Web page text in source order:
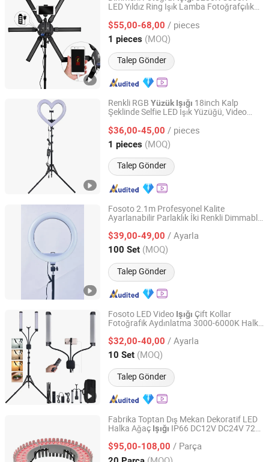
LED Yıldız Ring Işık Lamba Fotoğrafçılık
$55,00-68,00 / pieces
1 pieces (MOQ)
Talep Gönder
Guangzhou Futu Intelligent Technology Co., Ltd
Guangdong, China Fiyat 2024
Renkli RGB Yüzük Işığı 18inch Kalp
Şeklinde Selfie LED Işık Yüzüğü, Video
$36,00-45,00 / pieces
1 pieces (MOQ)
Talep Gönder
Guangzhou Futu Intelligent Technology Co., Ltd
Guangdong, China Fiyat 2024
Fosoto 2.1m Profesyonel Kalite
Ayarlanabilir Parlaklık İki Renkli Dimmable
$39,00-49,00 / Ayarla
100 Set (MOQ)
Talep Gönder
Guangzhou Futu Intelligent Technology Co., Ltd
Guangdong, China Fiyat 2024
Fosoto LED Video Işığı Çift Kollar
Fotoğrafik Aydınlatma 3000-6000K Halka
Youtube için Tripod Standı
$32,00-40,00 / Ayarla
10 Set (MOQ)
Talep Gönder
Guangzhou Futu Intelligent Technology Co., Ltd
Guangdong, China Fiyat 2024
Fabrika Toptan Dış Mekan Dekoratif LED
Halka Ağaç Işığı IP66 DC12V DC24V 72W
$95,00-108,00 / Parça
Zhongshan Hongzhun Lighting Factory
Guangdong, China Fiyat 2025